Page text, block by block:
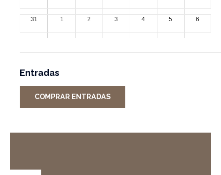
31 1 2 3 4 5 6
Entradas
COMPRAR ENTRADAS